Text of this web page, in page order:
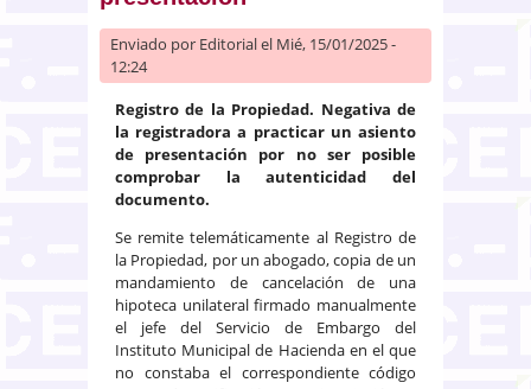
Enviado por Editorialel Mié, 15/01/2025 -
12:24
Registro de la Propiedad. Negativa de
la registradora a practicar un asiento
de presentación
por no ser posible
comprobar la autenticidad del
documento.
Se remite telemáticamente al Registro de
la Propiedad, por un abogado, copia de un
mandamiento de cancelación de una
hipoteca unilateral firmado manualmente
el jefe del Servicio de Embargo del
Instituto Municipal de Hacienda en el que
no constaba el correspondiente código